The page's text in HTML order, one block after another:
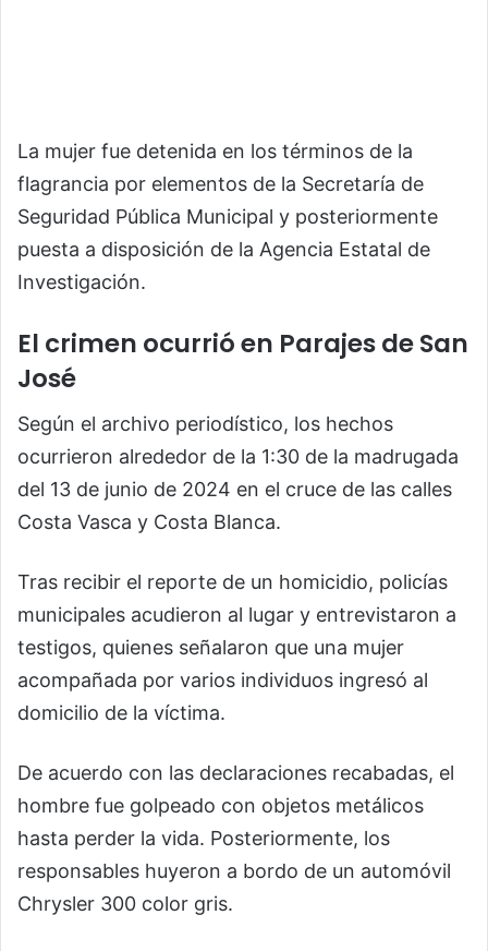
La mujer fue detenida en los términos de la
flagrancia por elementos de la Secretaría de
Seguridad Pública Municipal y posteriormente
puesta a disposición de la Agencia Estatal de
Investigación.
El crimen ocurrió en Parajes de San
José
Según el archivo periodístico, los hechos
ocurrieron alrededor de la 1:30 de la madrugada
del 13 de junio de 2024 en el cruce de las calles
Costa Vasca y Costa Blanca.
Tras recibir el reporte de un homicidio, policías
municipales acudieron al lugar y entrevistaron a
testigos, quienes señalaron que una mujer
acompañada por varios individuos ingresó al
domicilio de la víctima.
De acuerdo con las declaraciones recabadas, el
hombre fue golpeado con objetos metálicos
hasta perder la vida. Posteriormente, los
responsables huyeron a bordo de un automóvil
Chrysler 300 color gris.